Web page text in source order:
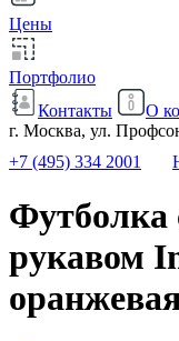
Цены
Портфолио
Контакты
О
г. Москва, ул.
+7 (495) 334 2001
рукавом